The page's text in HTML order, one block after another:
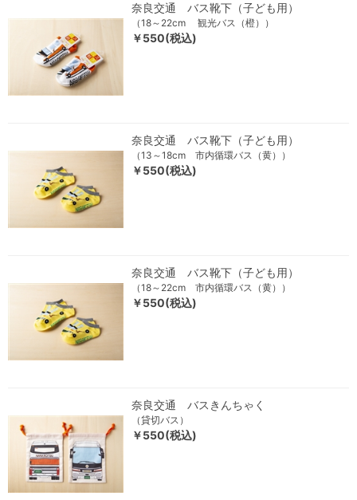
奈良交通 バス靴下（子ども用）
（18～22cm 観光バス（橙））
￥550(税込)
奈良交通 バス靴下（子ども用）
（13～18cm 市内循環バス（黄））
￥550(税込)
奈良交通 バス靴下（子ども用）
（18～22cm 市内循環バス（黄））
￥550(税込)
奈良交通 バスきんちゃく
（貸切バス）
￥550(税込)